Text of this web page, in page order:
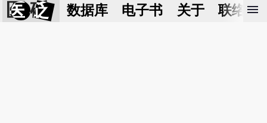
医 砭 数据库 电子书 关于 联络我
menu